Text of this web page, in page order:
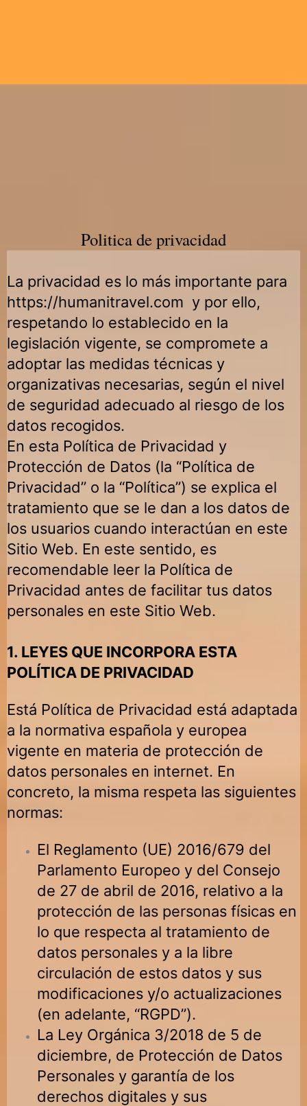
Politica de privacidad
La privacidad es lo más importante para
https://humanitravel.com y por ello,
respetando lo establecido en la
legislación vigente, se compromete a
adoptar las medidas técnicas y
organizativas necesarias, según el nivel
de seguridad adecuado al riesgo de los
datos recogidos.
En esta Política de Privacidad y
Protección de Datos (la “Política de
Privacidad” o la “Política”) se explica el
tratamiento que se le dan a los datos de
los usuarios cuando interactúan en este
Sitio Web. En este sentido, es
recomendable leer la Política de
Privacidad antes de facilitar tus datos
personales en este Sitio Web.
1. LEYES QUE INCORPORA ESTA
POLÍTICA DE PRIVACIDAD
Está Política de Privacidad está adaptada
a la normativa española y europea
vigente en materia de protección de
datos personales en internet. En
concreto, la misma respeta las siguientes
normas:
El Reglamento (UE) 2016/679 del
Parlamento Europeo y del Consejo
de 27 de abril de 2016, relativo a la
protección de las personas físicas en
lo que respecta al tratamiento de
datos personales y a la libre
circulación de estos datos y sus
modificaciones y/o actualizaciones
(en adelante, “RGPD”).
La Ley Orgánica 3/2018 de 5 de
diciembre, de Protección de Datos
Personales y garantía de los
derechos digitales y sus